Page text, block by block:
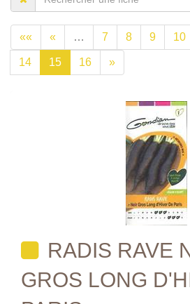
«« « … 7 8 9 10
14 15 16 »
RADIS RAVE
GROS LONG